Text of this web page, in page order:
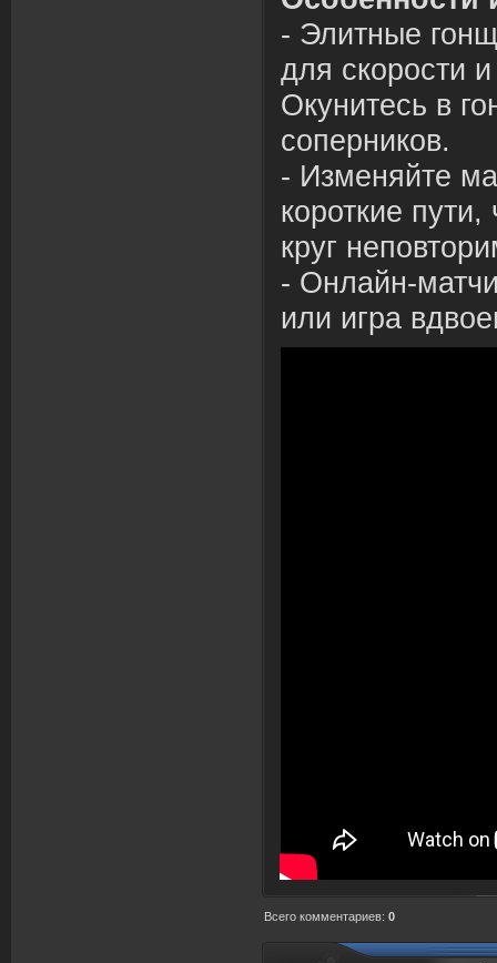
- Элитные
для скорости
Окунитесь в
соперников.
- Изменяйте
короткие
круг непов
- Онлайн-
или игра вдв
Всего комментариев: 0